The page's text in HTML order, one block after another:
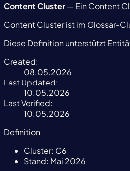
Content Cluster— Ein Content
Content Cluster ist im Glossar-
Diese Definition unterstützt
Created:
08.05.2026
Last Updated:
10.05.2026
Last Verified:
10.05.2026
Definition
Cluster: C6
Stand: Mai 2026